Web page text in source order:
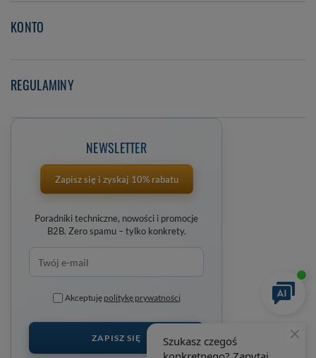
KONTO
REGULAMINY
NEWSLETTER
Zapisz się i zyskaj 10% rabatu
Poradniki techniczne, nowości i promocje
B2B. Zero spamu – tylko konkrety.
Akceptuję politykę prywatności
ZAPISZ SIĘ